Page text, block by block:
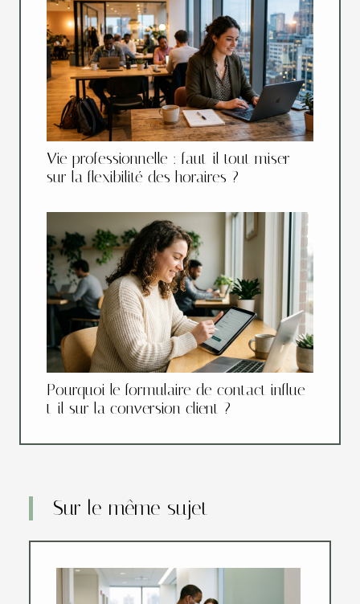
Vie professionnelle : faut-il tout miser
sur la flexibilité des horaires ?
Pourquoi le formulaire de contact influe-
t-il sur la conversion client ?
Sur le même sujet